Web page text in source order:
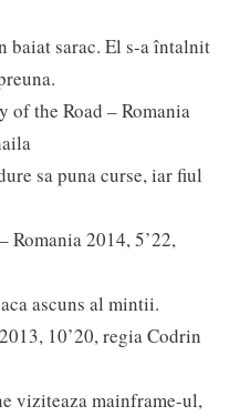
baiat sarac. El s-a întalnit
of the Road – Romania
sa puna curse, iar fiul
Romania 2014, 5’22,
ascuns al mintii.
10’20, regia Codrin
viziteaza mainframe-ul,